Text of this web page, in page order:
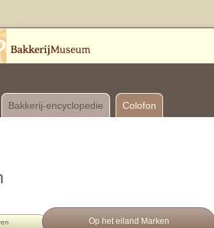
Bakkerij-encyclopedie Colofon
Op het eiland Marken